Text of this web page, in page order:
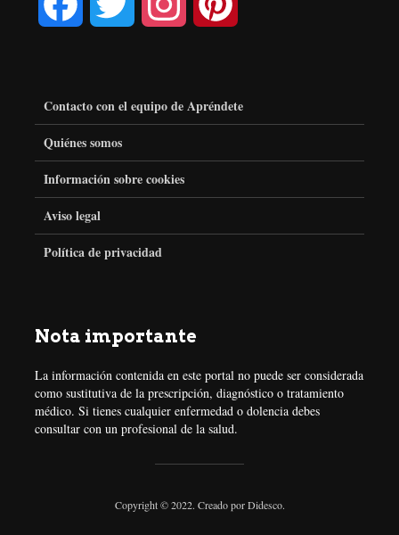
e
b
o
t
Contacto con el equipo de Apréndete
Quiénes somos
Información sobre cookies
Aviso legal
Política de privacidad
Nota importante
La información contenida en este portal no puede ser considerada
como sustitutiva de la prescripción, diagnóstico o tratamiento
médico. Si tienes cualquier enfermedad o dolencia debes
consultar con un profesional de la salud.
Copyright © 2022. Creado porDidesco.